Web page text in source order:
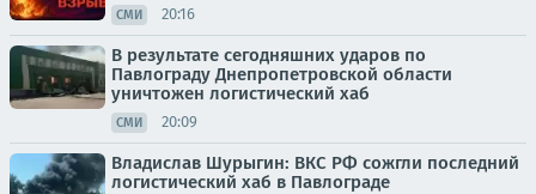
СМИ 20:16
В результате сегодняшних ударов по
Павлограду Днепропетровской области
уничтожен логистический хаб
СМИ 20:09
Владислав Шурыгин: ВКС РФ сожгли последний
логистический хаб в Павлограде